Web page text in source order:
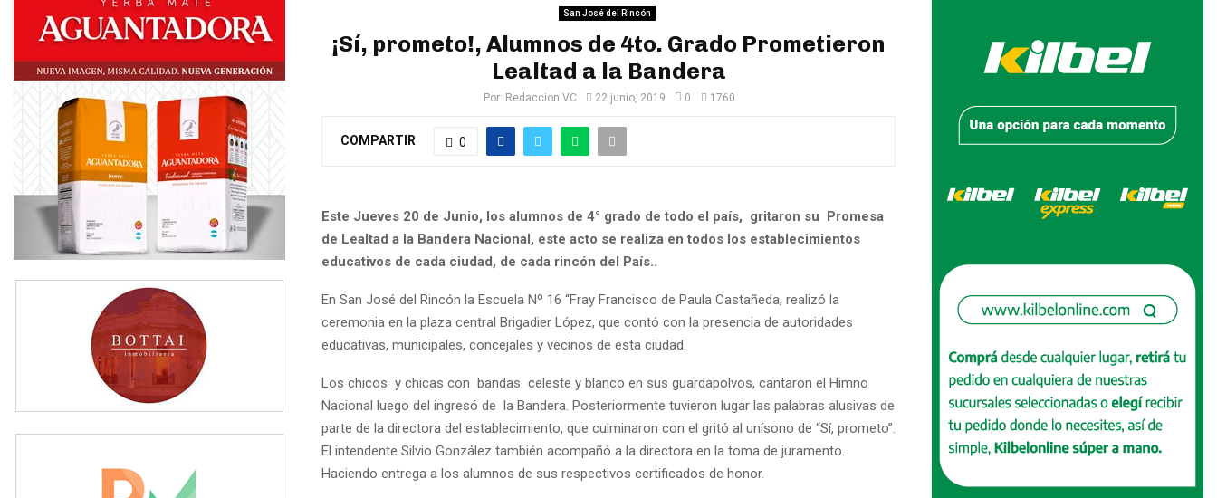
San José del Rincón
¡Sí, prometo!, Alumnos de 4to. Grado Prometieron
Lealtad a la Bandera
Por: Redaccion VC 22 junio, 2019 0 1760
COMPARTIR 0
Este Jueves 20 de Junio, los alumnos de 4° grado de todo el país, gritaron su Promesa
de Lealtad a la Bandera Nacional, este acto se realiza en todos los establecimientos
educativos de cada ciudad, de cada rincón del País..
En San José del Rincón la Escuela Nº 16 “Fray Francisco de Paula Castañeda, realizó la
ceremonia en la plaza central Brigadier López, que contó con la presencia de autoridades
educativas, municipales, concejales y vecinos de esta ciudad.
Los chicos y chicas con bandas celeste y blanco en sus guardapolvos, cantaron el Himno
Nacional luego del ingresó de la Bandera. Posteriormente tuvieron lugar las palabras alusivas de
parte de la directora del establecimiento, que culminaron con el gritó al unísono de “Sí, prometo”.
El intendente Silvio González también acompañó a la directora en la toma de juramento.
Haciendo entrega a los alumnos de sus respectivos certificados de honor.